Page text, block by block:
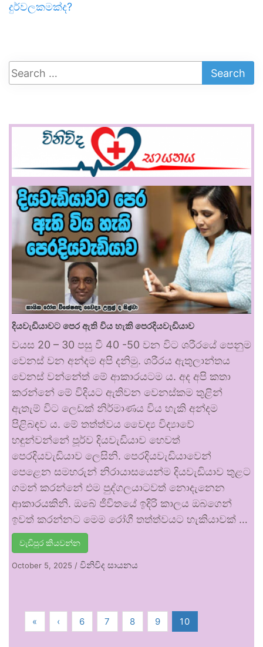
දුර්වලකමක්ද?
දියවැඩියාවට පෙර ඇති විය හැකි පෙරදියවැඩියාව
වයස 20 – 30 පසු වී 40 -50 වන විට ශරීරයේ පෙනුම
වෙනස් වන අන්දම අපි දනිමු. ශරීරය ඇතුලාන්තය
වෙනස් වන්නේත් මේ ආකාරයටම ය. අද අපි කතා
කරන්නේ මේ විදියට ඇතිවන වෙනස්කම තුළින්
ඇතැම් විට ලෙඩක් නිර්මාණය විය හැකි අන්දම
පිළිබඳව ය. මේ තත්ත්වය වෛද්‍ය විද්‍යාවේ
හඳුන්වන්නේ පූර්ව දියවැඩියාව හෙවත්
පෙරදියවැඩියාව ලෙසිනි. පෙරදියවැඩියාවෙන්
පෙළෙන සමහරුන් නිරායාසයෙන්ම දියවැඩියාව තුළට
ගමන් කරන්නේ එම පුද්ගලයාටවත් නොදැනෙන
ආකාරයකිනි. ඔබේ ජීවිතයේ ඉදිරි කාලය ඔබගෙන්
ඉවත් කරන්නට මෙම රෝගී තත්ත්වයට හැකියාවක් …
වැඩිපුර කියවන්න
October 5, 2025 / විනිවිද සායනය
« ‹ 6 7 8 9 10